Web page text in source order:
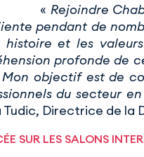
« Rejoindre
pendant de
histoire et les
profonde de
objectif est de
du secteur
Tudic, Directrice de la
SUR LES SALONS